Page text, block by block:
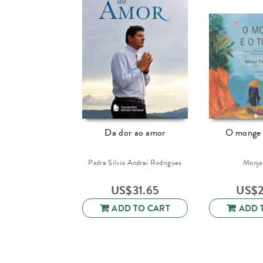
Da dor ao amor
Padre Silvio Andrei Rodrigues
US$31.65
ADD TO CART
O
US$
ADD